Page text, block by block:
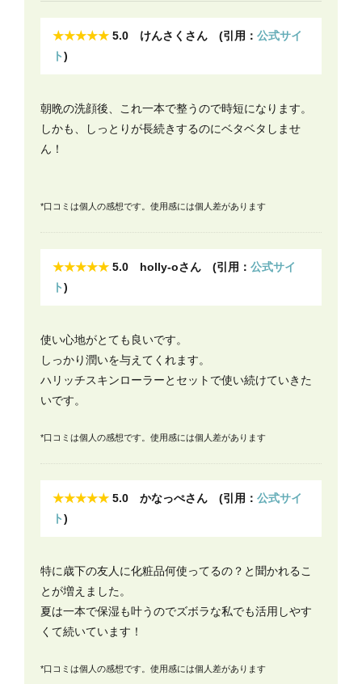
★★★★★ 5.0 けんさくさん (引用： 公式サイ
ト)
朝晩の洗顔後、これ一本で整うので時短になります。
しかも、しっとりが長続きするのにベタベタしませ
ん！
*口コミは個人の感想です。使用感には個人差があります
★★★★★ 5.0 holly-oさん (引用： 公式サイ
ト)
使い心地がとても良いです。
しっかり潤いを与えてくれます。
ハリッチスキンローラーとセットで使い続けていきた
いです。
*口コミは個人の感想です。使用感には個人差があります
★★★★★ 5.0 かなっぺさん (引用： 公式サイ
ト)
特に歳下の友人に化粧品何使ってるの？と聞かれるこ
とが増えました。
夏は一本で保湿も叶うのでズボラな私でも活用しやす
くて続いています！
*口コミは個人の感想です。使用感には個人差があります